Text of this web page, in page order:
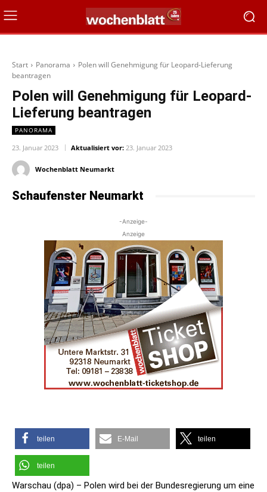
Start Panorama
Polen will Genehmigung für Leopard-Lieferung
beantragen
Polen will Genehmigung für Leopard-
Lieferung beantragen
PANORAMA
23. Januar 2023 Aktualisiert vor: 23. Januar 2023
Wochenblatt Neumarkt
Schaufenster Neumarkt
-Anzeige-
Anzeige
teilen E-Mail teilen
teilen
Warschau (dpa) – Polen wird bei der Bundesregierung um eine